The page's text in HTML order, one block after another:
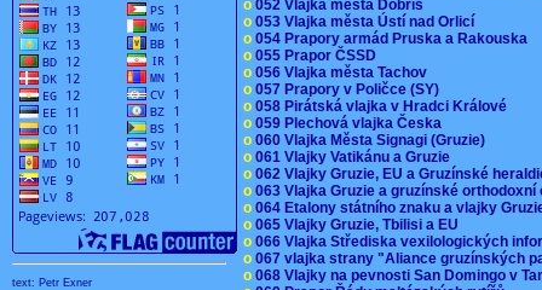
text: Petr Exner
o 052 Vlajka města Dobříš
o 053 Vlajka města Ústí nad Orlicí
o 054 Prapory armád Pruska a Rakouska
o 055 Prapor ČSSD
o 056 Vlajka města Tachov
o 057 Prapory v Poličce (SY)
o 058 Pirátská vlajka v Hradci Králové
o 059 Plechová vlajka Česka
o 060 Vlajka Města Signagi (Gruzie)
o 061 Vlajky Vatikánu a Gruzie
o 062 Vlajky Gruzie, EU a Gruzínské
o 063 Vlajka Gruzie a gruzínské
o 064 Etalony státního znaku a vlajky
o 065 Vlajky Gruzie, Tbilisi a EU
o 066 Vlajka Střediska vexilologických
o 067 vlajka strany "Aliance gruzínských
o 068 Vlajky na pevnosti San Domingo v